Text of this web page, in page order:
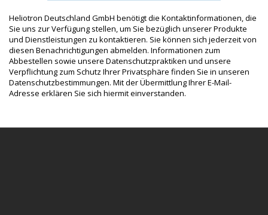
Heliotron Deutschland GmbH benötigt die Kontaktinformationen, die
Sie uns zur Verfügung stellen, um Sie bezüglich unserer Produkte
und Dienstleistungen zu kontaktieren. Sie können sich jederzeit von
diesen Benachrichtigungen abmelden. Informationen zum
Abbestellen sowie unsere Datenschutzpraktiken und unsere
Verpflichtung zum Schutz Ihrer Privatsphäre finden Sie in unseren
Datenschutzbestimmungen. Mit der Übermittlung Ihrer E-Mail-
Adresse erklären Sie sich hiermit einverstanden.